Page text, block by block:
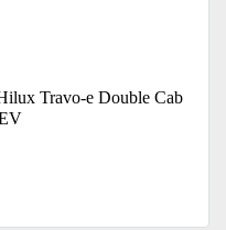
Travo-e Double Cab